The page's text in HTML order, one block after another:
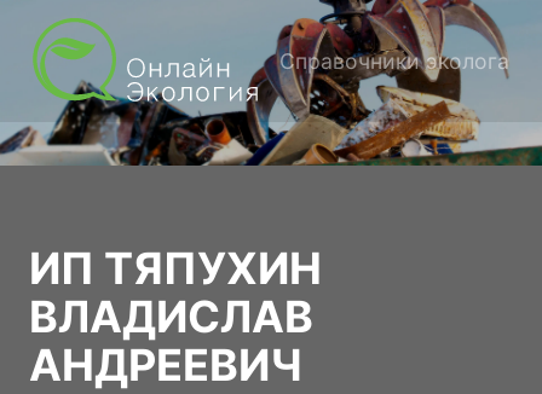
Справочники эколога
ИП ТЯПУХИН
ВЛАДИСЛАВ
АНДРЕЕВИЧ